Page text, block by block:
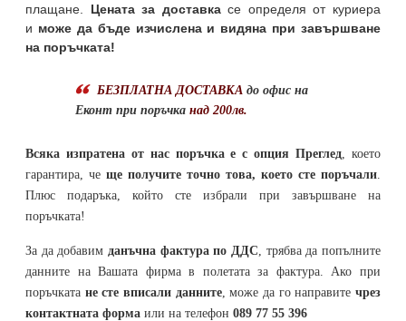
плащане. Цената за доставкасе определя от куриера
и може да бъде изчислена и видяна при завършване
на поръчката!
БЕЗПЛАТНА ДОСТАВКА до офис на
Еконт при поръчка над 200лв.
Всяка изпратена от нас поръчка е с опция Преглед , което
гарантира, че ще получите точно това, което сте поръчали
Плюс подаръка, който сте избрали при завършване на
поръчката!
За да добавим данъчна фактура по ДДС , трябва да попълните
данните на Вашата фирма в полетата за фактура. Ако при
поръчката не сте вписали данните, може да го направитечрез
контактната форма или на телефон 089 77 55 396